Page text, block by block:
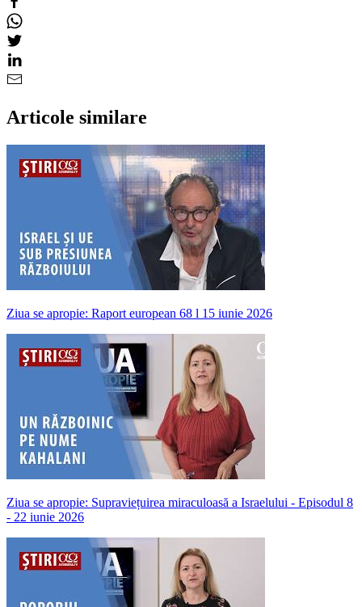
Articole similare
Ziua se apropie: Raport european 68 l 15 iunie 2026
Ziua se apropie: Supraviețuirea miraculoasă a Israelului - Episodul 8
- 22 iunie 2026